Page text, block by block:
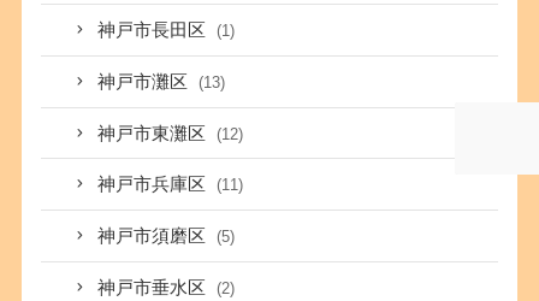
神戸市長田区 (1)
神戸市灘区 (13)
神戸市東灘区 (12)
神戸市兵庫区 (11)
神戸市須磨区 (5)
神戸市垂水区 (2)